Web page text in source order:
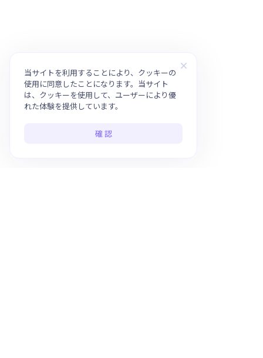
当サイトを利用することにより、クッキーの
使用に同意したことになります。当サイト
は、クッキーを使用して、ユーザーにより優
れた体験を提供しています。
確 認